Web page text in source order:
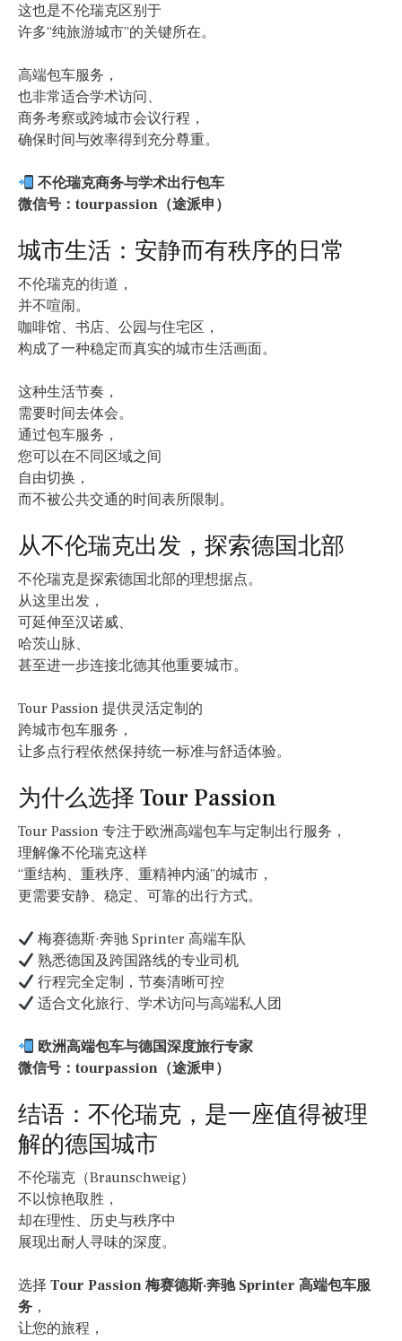
这也是不伦瑞克区别于
许多“纯旅游城市”的关键所在。
高端包车服务，
也非常适合学术访问、
商务考察或跨城市会议行程，
确保时间与效率得到充分尊重。
不伦瑞克商务与学术出行包车
微信号：tourpassion（途派申）
城市生活：安静而有秩序的日常
不伦瑞克的街道，
并不喧闹。
咖啡馆、书店、公园与住宅区，
构成了一种稳定而真实的城市生活画面。
这种生活节奏，
需要时间去体会。
通过包车服务，
您可以在不同区域之间
自由切换，
而不被公共交通的时间表所限制。
从不伦瑞克出发，探索德国北部
不伦瑞克是探索德国北部的理想据点。
从这里出发，
可延伸至汉诺威、
哈茨山脉、
甚至进一步连接北德其他重要城市。
Tour Passion 提供灵活定制的
跨城市包车服务，
让多点行程依然保持统一标准与舒适体验。
为什么选择 Tour Passion
Tour Passion 专注于欧洲高端包车与定制出行服务，
理解像不伦瑞克这样
“重结构、重秩序、重精神内涵”的城市，
更需要安静、稳定、可靠的出行方式。
梅赛德斯·奔驰 Sprinter 高端车队
熟悉德国及跨国路线的专业司机
行程完全定制，节奏清晰可控
适合文化旅行、学术访问与高端私人团
欧洲高端包车与德国深度旅行专家
微信号：tourpassion（途派申）
结语：不伦瑞克，是一座值得被理
解的德国城市
不伦瑞克（Braunschweig）
不以惊艳取胜，
却在理性、历史与秩序中
展现出耐人寻味的深度。
选择 Tour Passion 梅赛德斯·奔驰 Sprinter 高端包车服
务 ，
让您的旅程，